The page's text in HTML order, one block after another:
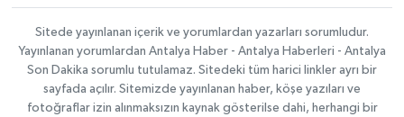
Sitede yayınlanan içerik ve yorumlardan yazarları sorumludur.
Yayınlanan yorumlardan Antalya Haber - Antalya Haberleri - Antalya
Son Dakika sorumlu tutulamaz. Sitedeki tüm harici linkler ayrı bir
sayfada açılır. Sitemizde yayınlanan haber, köşe yazıları ve
fotoğraflar izin alınmaksızın kaynak gösterilse dahi, herhangi bir